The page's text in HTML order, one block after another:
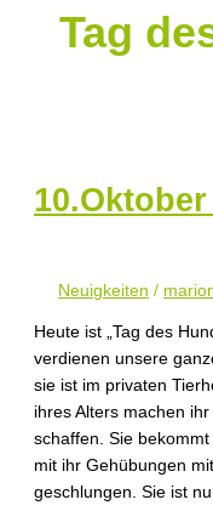
Tag
Neuigkeiten /
Heute ist „Tag des
verdienen unsere
sie ist im privaten
ihres Alters machen
schaffen. Sie
mit ihr Gehübungen
geschlungen. Sie ist